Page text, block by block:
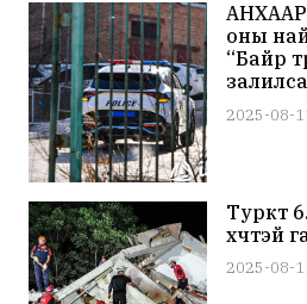
оны
“Байр
2025-08-
Туркт
хүчтэй
2025-08-